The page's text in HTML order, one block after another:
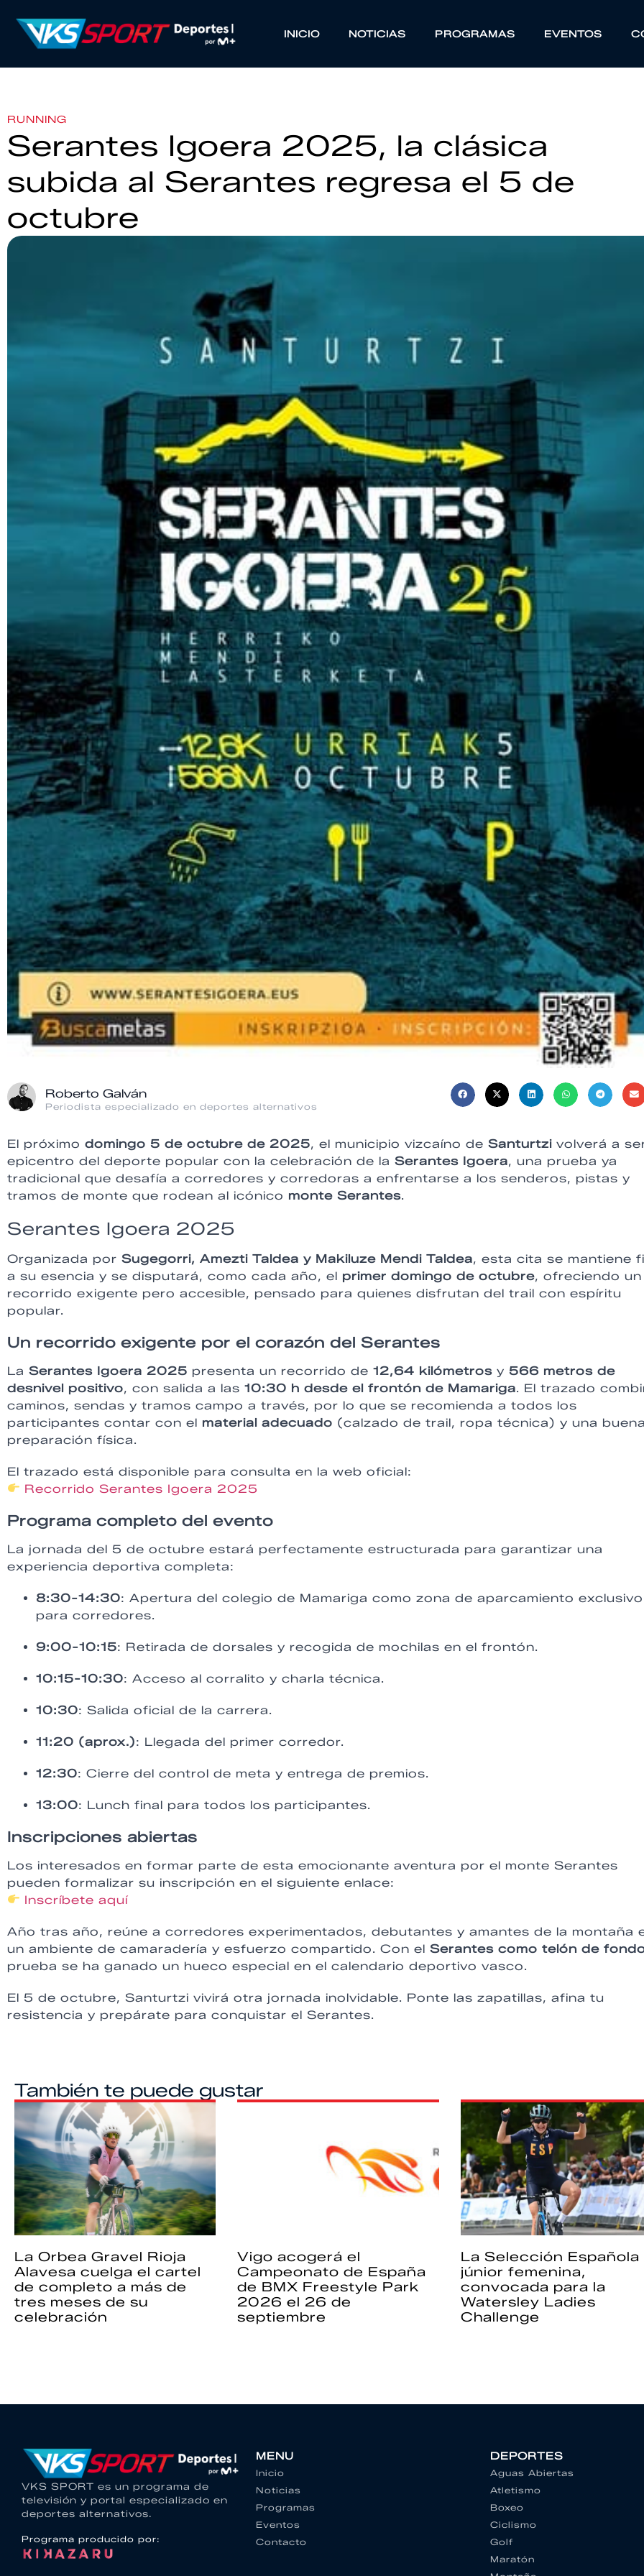
INICIO NOTICIAS PROGRAMAS EVENTOS
RUNNING
Serantes Igoera 2025, la clásica
subida al Serantes regresa el 5 de
octubre
Roberto Galván
Periodista especializado en deportes alternativos
El próximo domingo 5 de octubre de 2025, el municipio vizcaíno de Santurtzi volverá a
epicentro del deporte popular con la celebración de la Serantes Igoera, una prueba ya
tradicional que desafía a corredores y corredoras a enfrentarse a los senderos, pistas y
tramos de monte que rodean al icónico monte Serantes.
Serantes Igoera 2025
Organizada por Sugegorri, Amezti Taldea y Makiluze Mendi Taldea, esta cita se mantiene
a su esencia y se disputará, como cada año, el primer domingo de octubre, ofreciendo un
recorrido exigente pero accesible, pensado para quienes disfrutan del trail con espíritu
popular.
Un recorrido exigente por el corazón del Serantes
La Serantes Igoera 2025 presenta un recorrido de 12,64 kilómetros y 566 metros de
desnivel positivo, con salida a las 10:30 h desde el frontón de Mamariga. El trazado
caminos, sendas y tramos campo a través, por lo que se recomienda a todos los
participantes contar con el material adecuado (calzado de trail, ropa técnica) y una
preparación física.
El trazado está disponible para consulta en la web oficial:
Recorrido Serantes Igoera 2025
Programa completo del evento
La jornada del 5 de octubre estará perfectamente estructurada para garantizar una
experiencia deportiva completa:
8:30-14:30: Apertura del colegio de Mamariga como zona de aparcamiento exclusivo
para corredores.
9:00-10:15: Retirada de dorsales y recogida de mochilas en el frontón.
10:15-10:30: Acceso al corralito y charla técnica.
10:30: Salida oficial de la carrera.
11:20 (aprox.): Llegada del primer corredor.
12:30: Cierre del control de meta y entrega de premios.
13:00: Lunch final para todos los participantes.
Inscripciones abiertas
Los interesados en formar parte de esta emocionante aventura por el monte Serantes
pueden formalizar su inscripción en el siguiente enlace:
Inscríbete aquí
Año tras año, reúne a corredores experimentados, debutantes y amantes de la montaña
un ambiente de camaradería y esfuerzo compartido. Con el Serantes como telón de
prueba se ha ganado un hueco especial en el calendario deportivo vasco.
El 5 de octubre, Santurtzi vivirá otra jornada inolvidable. Ponte las zapatillas, afina tu
resistencia y prepárate para conquistar el Serantes.
También te puede gustar
La Orbea Gravel Rioja
Alavesa cuelga el cartel
de completo a más de
tres meses de su
celebración
Vigo acogerá el
Campeonato de España
de BMX Freestyle Park
2026 el 26 de
septiembre
La Selección Española
júnior femenina,
convocada para la
Watersley Ladies
Challenge
VKS SPORT es un programa de
televisión y portal especializado en
deportes alternativos.
Programa producido por:
MENU
Inicio
Noticias
Programas
Eventos
Contacto
DEPORTES
Aguas Abiertas
Atletismo
Boxeo
Ciclismo
Golf
Maratón